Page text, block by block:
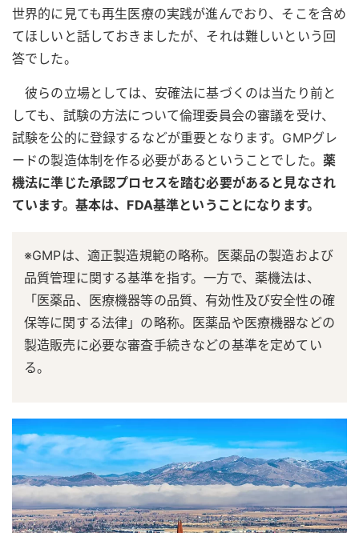
世界的に見ても再生医療の実践が進んでおり、そこを含め
てほしいと話しておきましたが、それは難しいという回
答でした。
彼らの立場としては、安確法に基づくのは当たり前と
しても、試験の方法について倫理委員会の審議を受け、
試験を公的に登録するなどが重要となります。GMPグレ
ードの製造体制を作る必要があるということでした。 薬
機法に準じた承認プロセスを踏む必要があると見なされ
ています。基本は、FDA基準ということになります。
※GMPは、適正製造規範の略称。医薬品の製造および
品質管理に関する基準を指す。一方で、薬機法は、
「医薬品、医療機器等の品質、有効性及び安全性の確
保等に関する法律」の略称。医薬品や医療機器などの
製造販売に必要な審査手続きなどの基準を定めてい
る。